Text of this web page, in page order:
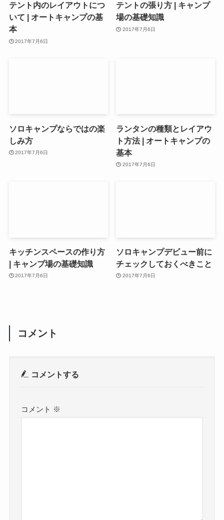
テント内のレイアウトにつ
いて | オートキャンプの基
本
2017年7月6日
テントの張り方 | キャンプ
場の基礎知識
2017年7月6日
ソロキャンプならではの楽
しみ方
2017年7月6日
ランタンの種類とレイアウ
ト方法 | オートキャンプの
基本
2017年7月6日
キッチンスペースの作り方
| キャンプ場の基礎知識
2017年7月6日
ソロキャンプデビュー前に
チェックしておくべきこと
2017年7月6日
コメント
コメントする
コメント ※